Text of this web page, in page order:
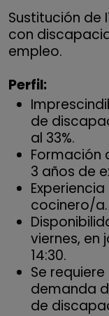
Sustitución de
con
empleo.
Perfil:
de
al 33%.
Formación
3 años de
cocinero/a.
viernes, en
14:30.
Se
demanda
de